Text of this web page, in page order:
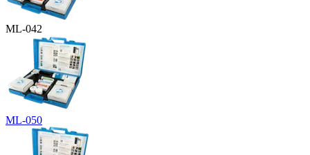
ML-042
ML-050